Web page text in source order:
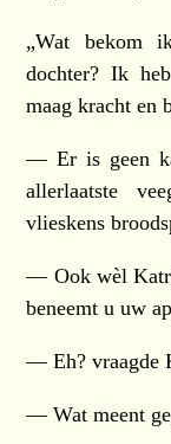
„Wat bekom
dochter? Ik
maag kracht en
— Er is geen
allerlaatste
vlieskens
— Ook wèl
beneemt u uw
— Eh? vraagde
— Wat meent